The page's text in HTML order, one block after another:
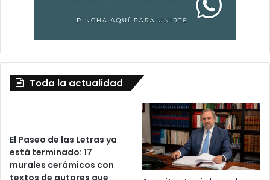
Toda la actualidad
El Paseo de las Letras ya
está terminado: 17
murales cerámicos con